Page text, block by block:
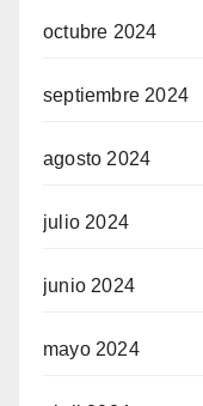
octubre 2024
septiembre 2024
agosto 2024
julio 2024
junio 2024
mayo 2024